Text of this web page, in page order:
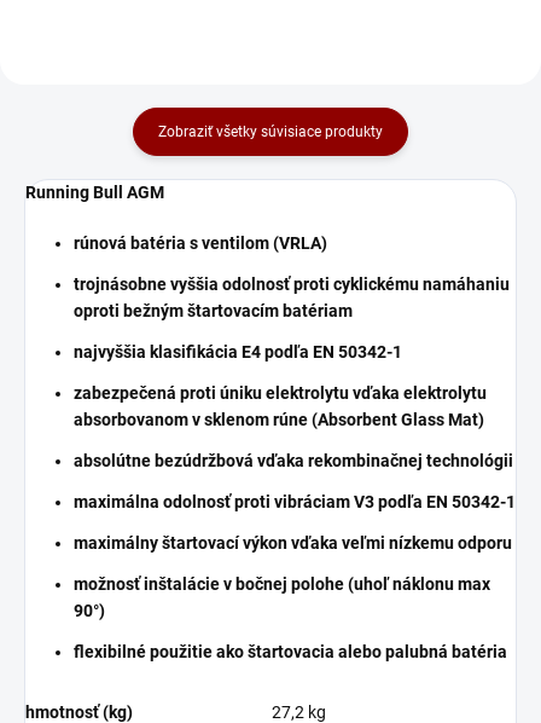
Zobraziť všetky súvisiace produkty
Running Bull AGM
rúnová batéria s ventilom (VRLA)
trojnásobne vyššia odolnosť proti cyklickému namáhaniu
oproti bežným štartovacím batériam
najvyššia klasifikácia E4 podľa EN 50342-1
zabezpečená proti úniku elektrolytu vďaka elektrolytu
absorbovanom v sklenom rúne (Absorbent Glass Mat)
absolútne bezúdržbová vďaka rekombinačnej technológii
maximálna odolnosť proti vibráciam V3 podľa EN 50342-1
maximálny štartovací výkon vďaka veľmi nízkemu odporu
možnosť inštalácie v bočnej polohe (uhoľ náklonu max
90°)
flexibilné použitie ako štartovacia alebo palubná batéria
hmotnosť (kg)
27,2 kg